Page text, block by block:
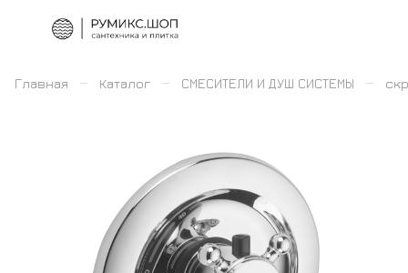
Главная – Каталог – СМЕСИТЕЛИ И ДУШ СИСТЕМЫ –